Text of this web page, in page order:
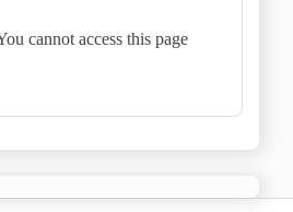
cannot access this page